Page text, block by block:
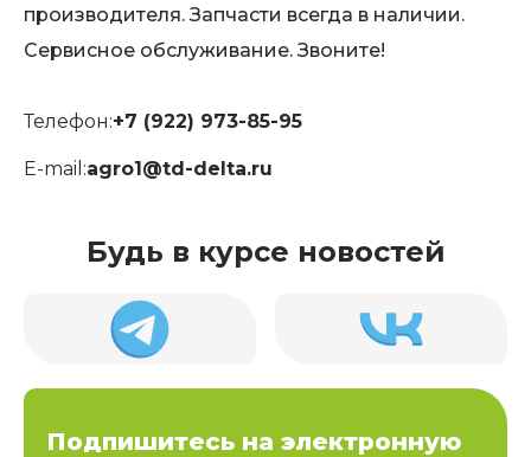
производителя. Запчасти всегда в наличии.
Сервисное обслуживание. Звоните!
Телефон:+7 (922) 973-85-95
E-mail:agro1@td-delta.ru
Будь в курсе новостей
Подпишитесь на электронную